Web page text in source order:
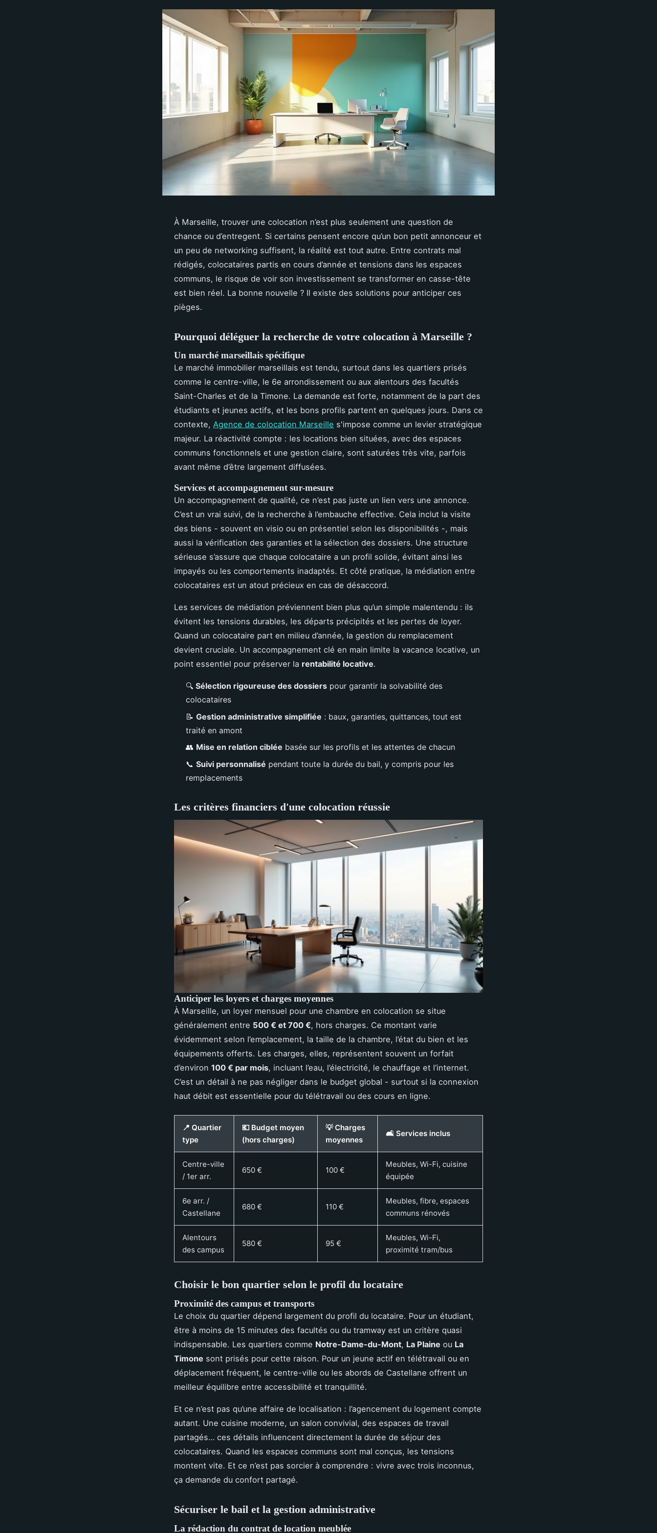
À Marseille, trouver une colocation n’est plus seulement une question de
chance ou d’entregent. Si certains pensent encore qu’un bon petit annonceur et
un peu de networking suffisent, la réalité est tout autre. Entre contrats mal
rédigés, colocataires partis en cours d’année et tensions dans les espaces
communs, le risque de voir son investissement se transformer en casse-tête
est bien réel. La bonne nouvelle ? Il existe des solutions pour anticiper ces
pièges.
Pourquoi déléguer la recherche de votre colocation à Marseille ?
Un marché marseillais spécifique
Le marché immobilier marseillais est tendu, surtout dans les quartiers prisés
comme le centre-ville, le 6e arrondissement ou aux alentours des facultés
Saint-Charles et de la Timone. La demande est forte, notamment de la part des
étudiants et jeunes actifs, et les bons profils partent en quelques jours. Dans ce
contexte, Agence de colocation Marseille s'impose comme un levier stratégique
majeur. La réactivité compte : les locations bien situées, avec des espaces
communs fonctionnels et une gestion claire, sont saturées très vite, parfois
avant même d’être largement diffusées.
Services et accompagnement sur-mesure
Un accompagnement de qualité, ce n’est pas juste un lien vers une annonce.
C’est un vrai suivi, de la recherche à l’embauche effective. Cela inclut la visite
des biens - souvent en visio ou en présentiel selon les disponibilités -, mais
aussi la vérification des garanties et la sélection des dossiers. Une structure
sérieuse s’assure que chaque colocataire a un profil solide, évitant ainsi les
impayés ou les comportements inadaptés. Et côté pratique, la médiation entre
colocataires est un atout précieux en cas de désaccord.
Les services de médiation préviennent bien plus qu’un simple malentendu : ils
évitent les tensions durables, les départs précipités et les pertes de loyer.
Quand un colocataire part en milieu d’année, la gestion du remplacement
devient cruciale. Un accompagnement clé en main limite la vacance locative, un
point essentiel pour préserver la rentabilité locative.
🔍 Sélection rigoureuse des dossiers pour garantir la solvabilité des
colocataires
📝 Gestion administrative simplifiée : baux, garanties, quittances, tout est
traité en amont
👥 Mise en relation ciblée basée sur les profils et les attentes de chacun
📞 Suivi personnalisé pendant toute la durée du bail, y compris pour les
remplacements
Les critères financiers d'une colocation réussie
Anticiper les loyers et charges moyennes
À Marseille, un loyer mensuel pour une chambre en colocation se situe
généralement entre 500 € et 700 €, hors charges. Ce montant varie
évidemment selon l’emplacement, la taille de la chambre, l’état du bien et les
équipements offerts. Les charges, elles, représentent souvent un forfait
d’environ 100 € par mois, incluant l’eau, l’électricité, le chauffage et l’internet.
C’est un détail à ne pas négliger dans le budget global - surtout si la connexion
haut débit est essentielle pour du télétravail ou des cours en ligne.
📍 Quartier
type
💶 Budget moyen
(hors charges)
💡 Charges
moyennes
🛋️ Services inclus
Centre-ville
/ 1er arr.
650 € 100 €
Meubles, Wi-Fi, cuisine
équipée
6e arr. /
Castellane
680 € 110 €
Meubles, fibre, espaces
communs rénovés
Alentours
des campus
580 € 95 €
Meubles, Wi-Fi,
proximité tram/bus
Choisir le bon quartier selon le profil du locataire
Proximité des campus et transports
Le choix du quartier dépend largement du profil du locataire. Pour un étudiant,
être à moins de 15 minutes des facultés ou du tramway est un critère quasi
indispensable. Les quartiers comme Notre-Dame-du-Mont, La Plaine ou La
Timone sont prisés pour cette raison. Pour un jeune actif en télétravail ou en
déplacement fréquent, le centre-ville ou les abords de Castellane offrent un
meilleur équilibre entre accessibilité et tranquillité.
Et ce n’est pas qu’une affaire de localisation : l’agencement du logement compte
autant. Une cuisine moderne, un salon convivial, des espaces de travail
partagés… ces détails influencent directement la durée de séjour des
colocataires. Quand les espaces communs sont mal conçus, les tensions
montent vite. Et ce n’est pas sorcier à comprendre : vivre avec trois inconnus,
ça demande du confort partagé.
Sécuriser le bail et la gestion administrative
La rédaction du contrat de location meublée